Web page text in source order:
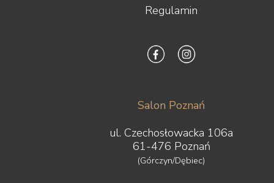
Regulamin
Salon Poznań
ul. Czechosłowacka 106a
61-476 Poznań
(Górczyn/Dębiec)